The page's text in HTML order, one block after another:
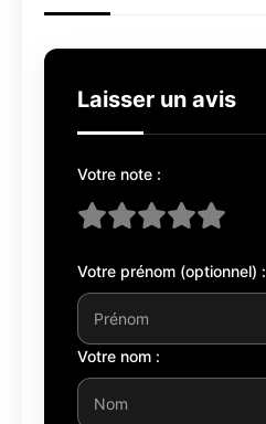
Laisser un avis
Votre note :
Votre prénom (optionnel) :
Votre nom :